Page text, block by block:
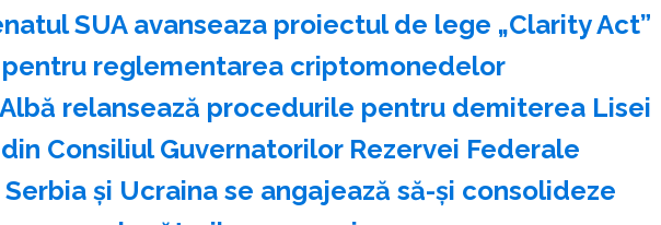
SUA avanseaza proiectul de lege „Clarity Act”
pentru reglementarea criptomonedelor
Albă relansează procedurile pentru demiterea Lisei
Consiliul Guvernatorilor Rezervei Federale
şi Ucraina se angajează să-şi consolideze